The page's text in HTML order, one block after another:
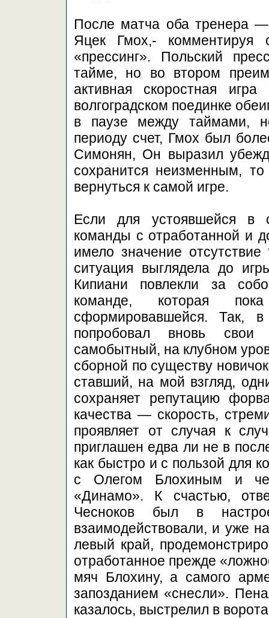
После матча оба тренера
Яцек Гмох,- комментируя
«прессинг». Польский
тайме, но во втором
активная скоростная
волгоградском поединке
в паузе между таймами,
периоду счет, Гмох был
Симонян, Он выразил
сохранится неизменным,
вернуться к самой игре.
Если для устоявшейся в
команды с отработанной и
имело значение
ситуация выглядела до
Кипиани повлекли за
команде, которая
сформировавшейся. Так,
попробовал вновь
самобытный, на клубном
сборной по существу
ставший, на мой взгляд,
сохраняет репутацию
качества — скорость,
проявляет от случая к
приглашен едва ли не в
как быстро и с пользой для
с Олегом Блохиным и
«Динамо». К счастью,
Чесноков был в
взаимодействовали, и уже
левый край,
отработанное прежде
мяч Блохину, а самого
запозданием «снесли».
казалось, выстрелил в